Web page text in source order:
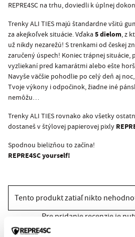
REPRE4SC na trhu, doviedli k úplnej
Trenky ALI TIES majú štandardne všitú
za akejkoľvek situácie. Vďaka5 dielom, z
už nikdy nezarežú! S trenkami od českej
zaručený úspech! Koniec trápnej situácie,
vyzliekaní pred kamarátmi alebo ešte
Navyše väčšie pohodlie po celý deň aj
Tvoje výkony i odpočinok, žiadne iné
nemôžu…
Trenky ALI TIES rovnako ako všetky
dostaneš v štýlovej papierovej pixly
Spodnou bielizňou to začína!
REPRE4SC yourself!
Tento produkt zatiaľ nikto
Pre pridanie recenzie je